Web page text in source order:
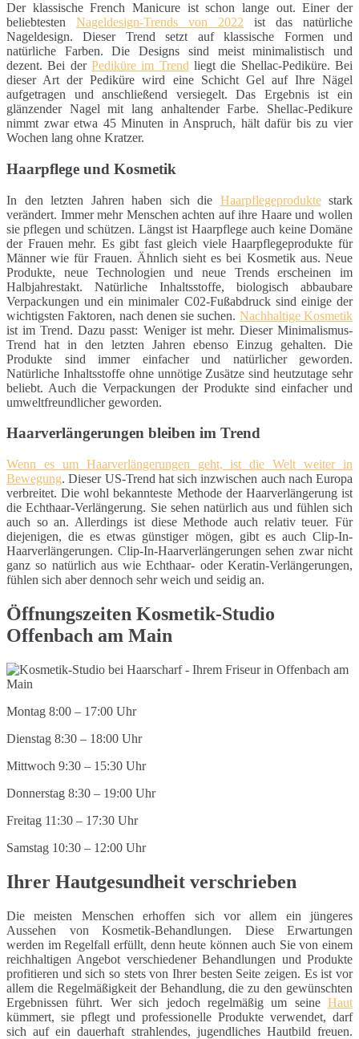
Der klassische French Manicure ist schon lange out. Einer der
beliebtesten Nageldesign-Trends von 2022 ist das natürliche
Nageldesign. Dieser Trend setzt auf klassische Formen und
natürliche Farben. Die Designs sind meist minimalistisch und
dezent. Bei der Pediküre im Trend liegt die Shellac-Pediküre. Bei
dieser Art der Pediküre wird eine Schicht Gel auf Ihre Nägel
aufgetragen und anschließend versiegelt. Das Ergebnis ist ein
glänzender Nagel mit lang anhaltender Farbe. Shellac-Pedikure
nimmt zwar etwa 45 Minuten in Anspruch, hält dafür bis zu vier
Wochen lang ohne Kratzer.
Haarpflege und Kosmetik
In den letzten Jahren haben sich die Haarpflegeproduktestark
verändert. Immer mehr Menschen achten auf ihre Haare und wollen
sie pflegen und schützen. Längst ist Haarpflege auch keine Domäne
der Frauen mehr. Es gibt fast gleich viele Haarpflegeprodukte für
Männer wie für Frauen. Ähnlich sieht es bei Kosmetik aus. Neue
Produkte, neue Technologien und neue Trends erscheinen im
Halbjahrestakt. Natürliche Inhaltsstoffe, biologisch abbaubare
Verpackungen und ein minimaler C02-Fußabdruck sind einige der
wichtigsten Faktoren, nach denen sie suchen. Nachhaltige Kosmetik
ist im Trend. Dazu passt: Weniger ist mehr. Dieser Minimalismus-
Trend hat in den letzten Jahren ebenso Einzug gehalten. Die
Produkte sind immer einfacher und natürlicher geworden.
Natürliche Inhaltsstoffe ohne unnötige Zusätze sind heutzutage sehr
beliebt. Auch die Verpackungen der Produkte sind einfacher und
umweltfreundlicher geworden.
Haarverlängerungen bleiben im Trend
Wenn es um Haarverlängerungen geht, ist die Welt weiter in
Bewegung. Dieser US-Trend hat sich inzwischen auch nach Europa
verbreitet. Die wohl bekannteste Methode der Haarverlängerung ist
die Echthaar-Verlängerung. Sie sehen natürlich aus und fühlen sich
auch so an. Allerdings ist diese Methode auch relativ teuer. Für
diejenigen, die es etwas günstiger mögen, gibt es auch Clip-In-
Haarverlängerungen. Clip-In-Haarverlängerungen sehen zwar nicht
ganz so natürlich aus wie Echthaar- oder Keratin-Verlängerungen,
fühlen sich aber dennoch sehr weich und seidig an.
Öffnungszeiten Kosmetik-Studio
Offenbach am Main
Montag 8:00 – 17:00 Uhr
Dienstag 8:30 – 18:00 Uhr
Mittwoch 9:30 – 15:30 Uhr
Donnerstag 8:30 – 19:00 Uhr
Freitag 11:30 – 17:30 Uhr
Samstag 10:30 – 12:00 Uhr
Ihrer Hautgesundheit verschrieben
Die meisten Menschen erhoffen sich vor allem ein jüngeres
Aussehen von Kosmetik-Behandlungen. Diese Erwartungen
werden im Regelfall erfüllt, denn heute können auch Sie von einem
reichhaltigen Angebot verschiedener Behandlungen und Produkte
profitieren und sich so stets von Ihrer besten Seite zeigen. Es ist vor
allem die Regelmäßigkeit der Behandlung, die zu den gewünschten
Ergebnissen führt. Wer sich jedoch regelmäßig um seine Haut
kümmert, sie pflegt und professionelle Produkte verwendet, darf
sich auf ein dauerhaft strahlendes, jugendliches Hautbild freuen.